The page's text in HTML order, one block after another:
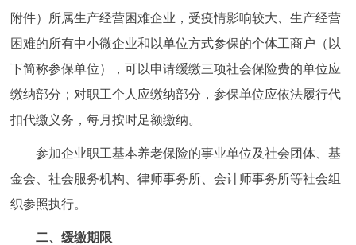
北京概况 十六区概览 人文北京
多语种
DEUTSCH FRANÇAIS РУССКИЙ ЯЗЫК
ESPAÑOL
附件）所属生产经营困难企业，受疫情影响较大、生产经营
困难的所有中小微企业和以单位方式参保的个体工商户（以
下简称参保单位），可以申请缓缴三项社会保险费的单位应
缴纳部分；对职工个人应缴纳部分，参保单位应依法履行代
扣代缴义务，每月按时足额缴纳。
参加企业职工基本养老保险的事业单位及社会团体、基
金会、社会服务机构、律师事务所、会计师事务所等社会组
织参照执行。
二、缓缴期限